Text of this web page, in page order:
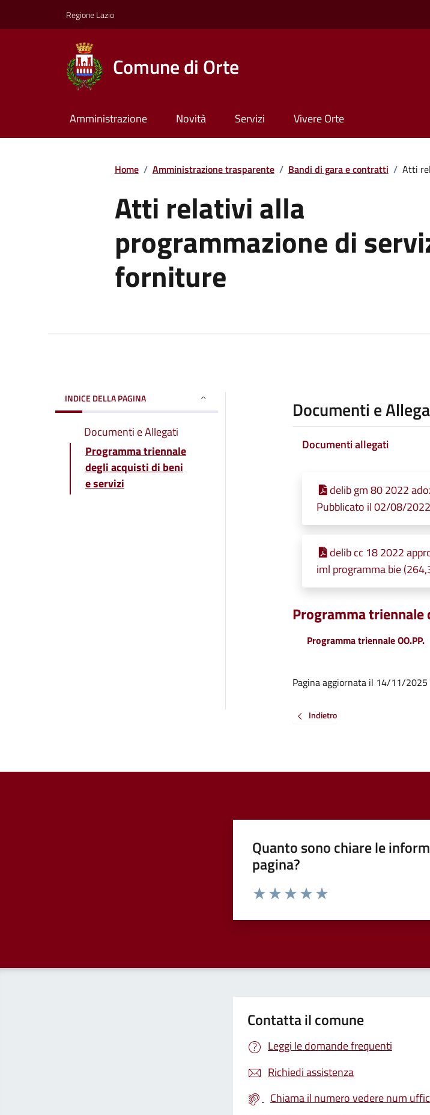
Regione Lazio
Comune di Orte
Amministrazione Novità Servizi Vivere Orte
Home / Amministrazione trasparente / Bandi di gara e contratti / Atti
Atti relativi alla
programmazione di
forniture
INDICE DELLA PAGINA
Documenti e Allegati
Programma triennale
degli acquisti di beni
e servizi
Documenti e
Documenti allegati
delib gm 80 2022
Pubblicato il 02/08/
delib cc 18 2022
iml programma bie
Programma triennale
Programma triennale OO.PP.
Pagina aggiornata il 14/11/2025
Indietro
Quanto sono chiare le
pagina?
Valuta da 1 a 5 stelle la pagina
Contatta il comune
Leggi le domande frequenti
Richiedi assistenza
Chiama il numero vedere num